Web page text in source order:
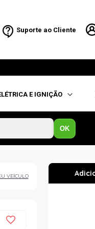
Suporte ao Cliente
E IGNIÇÃO
OK
VEÍCULO